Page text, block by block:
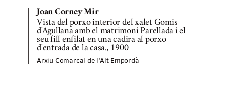
Joan Corney Mir
Vista del porxo interior del xalet Gomis
d'Agullana amb el matrimoni Parellada i el
seu fill enfilat en una cadira al porxo
d'entrada de la casa., 1900
Arxiu Comarcal de l'Alt Empordà